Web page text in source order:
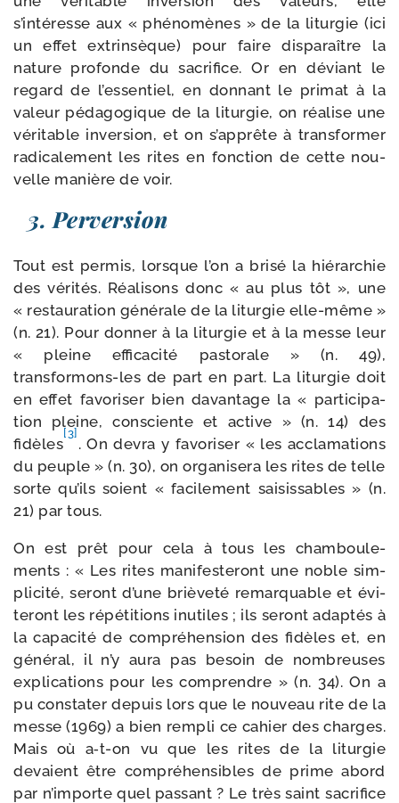
s’intéresse aux « phé­no­mènes » de la litur­gie (ici
un effet extrin­sèque) pour faire dis­pa­raître la
nature pro­fonde du sacri­fice. Or en déviant le
regard de l’essentiel, en don­nant le pri­mat à la
valeur péda­go­gique de la litur­gie, on réa­lise une
véri­table inver­sion, et on s’apprête à trans­for­mer
radi­ca­le­ment les rites en fonc­tion de cette nou­
velle manière de voir.
3. Perversion
Tout est per­mis, lorsque l’on a bri­sé la hié­rar­chie
des véri­tés. Réalisons donc « au plus tôt », une
« res­tau­ra­tion géné­rale de la litur­gie elle-​même »
(n. 21). Pour don­ner à la litur­gie et à la messe leur
« pleine effi­ca­ci­té pas­to­rale » (n. 49),
transformons-​les de part en part. La litur­gie doit
en effet favo­ri­ser bien davan­tage la « par­ti­ci­pa­
tion pleine, consciente et active » (n. 14) des
fidèles
[3]
. On devra y favo­ri­ser « les accla­ma­tions
du peuple » (n. 30), on orga­ni­se­ra les rites de telle
sorte qu’ils soient « faci­le­ment sai­sis­sables » (n.
21) par tous.
On est prêt pour cela à tous les cham­bou­le­
ments : « Les rites mani­fes­te­ront une noble sim­
pli­ci­té, seront d’une briè­ve­té remar­quable et évi­
te­ront les répé­ti­tions inutiles ; ils seront adap­tés à
la capa­ci­té de com­pré­hen­sion des fidèles et, en
géné­ral, il n’y aura pas besoin de nom­breuses
expli­ca­tions pour les com­prendre » (n. 34). On a
pu consta­ter depuis lors que le nou­veau rite de la
messe (1969) a bien rem­pli ce cahier des charges.
Mais où a‑t-​on vu que les rites de la litur­gie
devaient être com­pré­hen­sibles de prime abord
par n’importe quel pas­sant ? Le très saint sacri­fice